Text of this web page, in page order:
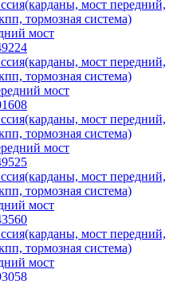
мост передний,
тормозная система)
мост
мост передний,
тормозная система)
мост
мост передний,
тормозная система)
мост
мост передний,
тормозная система)
мост
мост передний,
тормозная система)
мост